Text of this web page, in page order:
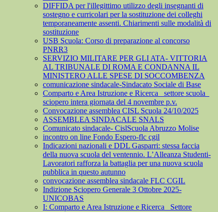
DIFFIDA per l'illegittimo utilizzo degli insegnanti di
sostegno e curricolari per la sostituzione dei colleghi
temporaneamente assenti. Chiarimenti sulle modalità di
sostituzione
USB Scuola: Corso di preparazione al concorso
PNRR3
SERVIZIO MILITARE PER GLI ATA- VITTORIA
AL TRIBUNALE DI ROMA E CONDANNA IL
MINISTERO ALLE SPESE DI SOCCOMBENZA
comunicazione sindacale-Sindacato Sociale di Base
Comparto e Area Istruzione e Ricerca_ settore scuola_
sciopero intera giornata del 4 novembre p.v.
Convocazione assemblea CISL Scuola 24/10/2025
ASSEMBLEA SINDACALE SNALS
Comunicato sindacale- CislScuola Abruzzo Molise
incontro on line Fondo Espero-flc cgil
Indicazioni nazionali e DDL Gasparri: stessa faccia
della nuova scuola del ventennio. L’Alleanza Studenti-
Lavoratori rafforza la battaglia per una nuova scuola
pubblica in questo autunno
convocazione assemblea sindacale FLC CGIL
Indizione Sciopero Generale 3 Ottobre 2025-
UNICOBAS
I: Comparto e Area Istruzione e Ricerca_ Settore